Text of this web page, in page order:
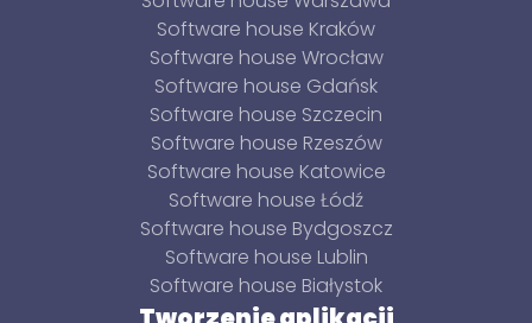
Software house Kraków
Software house Wrocław
Software house Gdańsk
Software house Szczecin
Software house Rzeszów
Software house Katowice
Software house Łódź
Software house Bydgoszcz
Software house Lublin
Software house Białystok